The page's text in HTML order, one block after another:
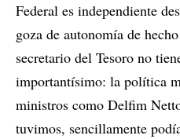
Federal es independiente
goza de autonomía de
secretario del Tesoro no
importantísimo: la política
ministros como Delfim
tuvimos, sencillamente